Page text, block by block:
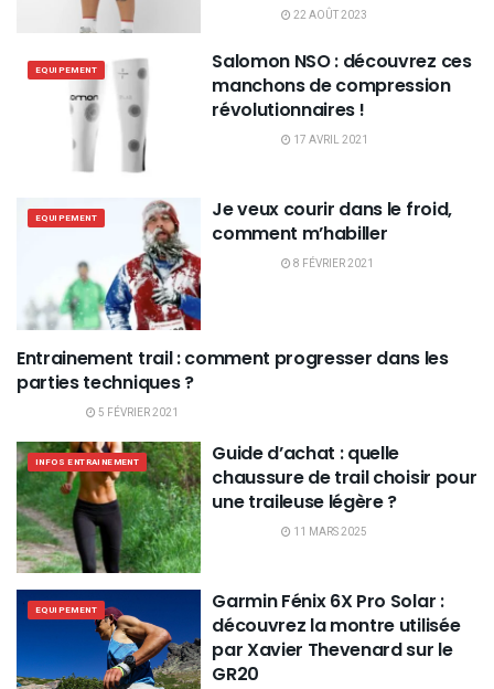
22 AOÛT 2023
EQUIPEMENT
Salomon NSO : découvrez ces
manchons de compression
révolutionnaires !
17 AVRIL 2021
EQUIPEMENT
Je veux courir dans le froid,
comment m’habiller
8 FÉVRIER 2021
INFOS ENTRAINEMENT
Entrainement trail : comment progresser dans les
parties techniques ?
5 FÉVRIER 2021
INFOS ENTRAINEMENT
Guide d’achat : quelle
chaussure de trail choisir pour
une traileuse légère ?
11 MARS 2025
EQUIPEMENT
Garmin Fénix 6X Pro Solar :
découvrez la montre utilisée
par Xavier Thevenard sur le
GR20